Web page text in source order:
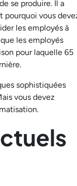
se produire. Il a
pourquoi vous
les employés à
les employés
pour laquelle 65
sophistiquées
vous devez